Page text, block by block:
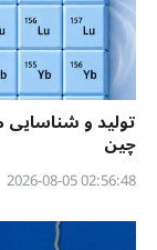
تولید و
چین
02:56:48 2026-08-05